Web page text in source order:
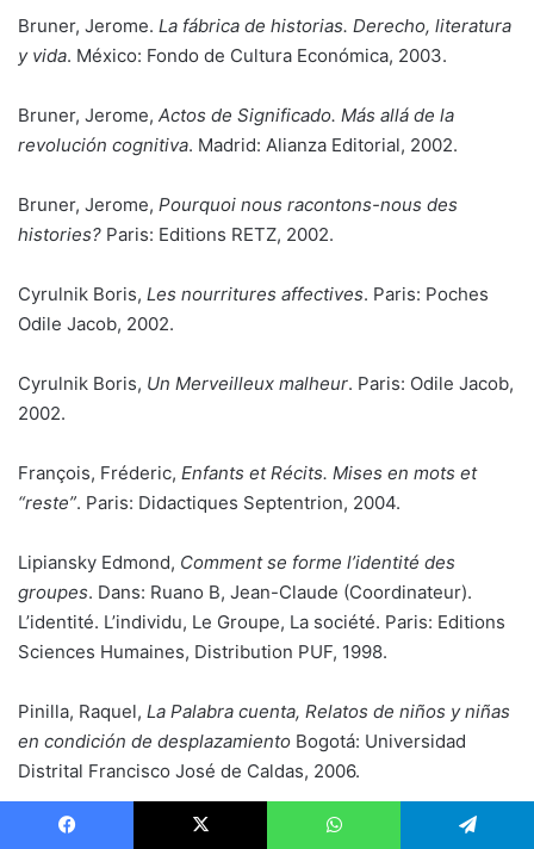
Bruner, Jerome. La fábrica de historias. Derecho, literatura
y vida. México: Fondo de Cultura Económica, 2003.
Bruner, Jerome, Actos de Significado. Más allá de la
revolución cognitiva. Madrid: Alianza Editorial, 2002.
Bruner, Jerome, Pourquoi nous racontons-nous des
histories? Paris: Editions RETZ, 2002.
Cyrulnik Boris, Les nourritures affectives. Paris: Poches
Odile Jacob, 2002.
Cyrulnik Boris, Un Merveilleux malheur. Paris: Odile Jacob,
2002.
François, Fréderic, Enfants et Récits. Mises en mots et
“reste”. Paris: Didactiques Septentrion, 2004.
Lipiansky Edmond, Comment se forme l’identité des
groupes. Dans: Ruano B, Jean-Claude (Coordinateur).
L’identité. L’individu, Le Groupe, La société. Paris: Editions
Sciences Humaines, Distribution PUF, 1998.
Pinilla, Raquel, La Palabra cuenta, Relatos de niños y niñas
en condición de desplazamiento Bogotá: Universidad
Distrital Francisco José de Caldas, 2006.
Pinilla, Raquel, Relatos de niños desplazados por la